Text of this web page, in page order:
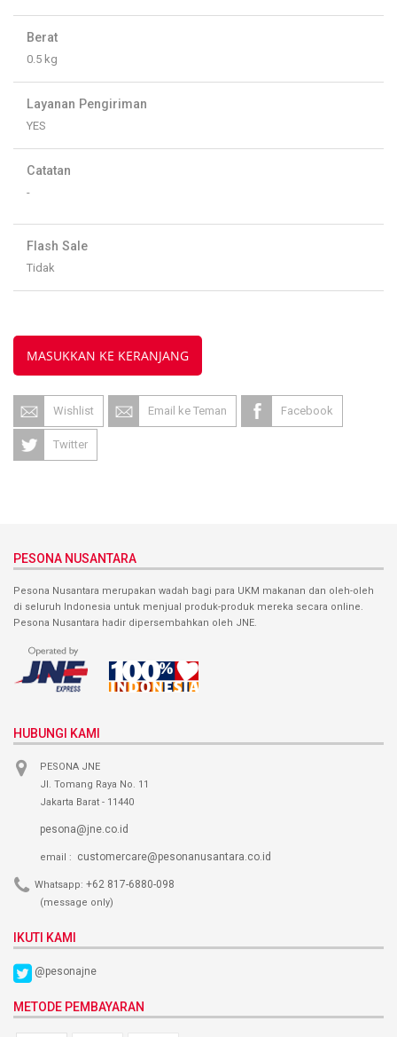
Berat
0.5 kg
Layanan Pengiriman
YES
Catatan
-
Flash Sale
Tidak
MASUKKAN KE KERANJANG
Wishlist Email ke Teman Facebook
Twitter
PESONA NUSANTARA
Pesona Nusantara merupakan wadah bagi para UKM makanan dan oleh-oleh
di seluruh Indonesia untuk menjual produk-produk mereka secara online.
Pesona Nusantara hadir dipersembahkan oleh JNE.
HUBUNGI KAMI
PESONA JNE
Jl. Tomang Raya No. 11
Jakarta Barat - 11440
pesona@jne.co.id
email : customercare@pesonanusantara.co.id
Whatsapp: +62 817-6880-098
(message only)
IKUTI KAMI
@pesonajne
METODE PEMBAYARAN